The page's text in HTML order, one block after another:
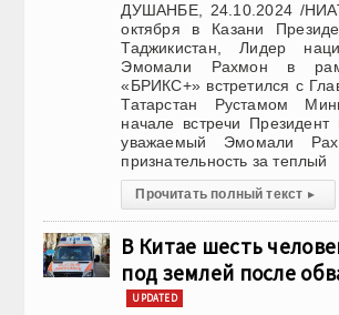
ДУШАНБЕ, 24.10.2024 /
октября в Казани
Таджикистан, Лидер
Эмомали Рахмон в
«БРИКС+» встретился с
Татарстан Рустамом
начале встречи Президент
уважаемый Эмомали
признательность за теплый
Прочитать полный текст ▸
В Китае шесть
под землей после
UPDATED